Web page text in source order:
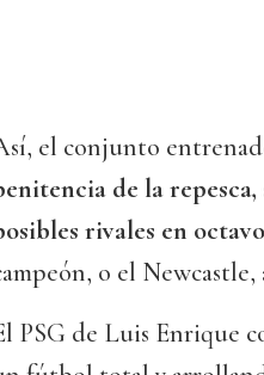
el conjunto
de la
rivales en
o el
PSG de Luis Enrique